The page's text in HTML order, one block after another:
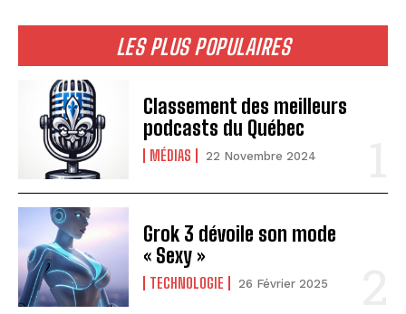
LES PLUS POPULAIRES
Classement des meilleurs
podcasts du Québec
MÉDIAS 22 Novembre 2024
Grok 3 dévoile son mode
« Sexy »
TECHNOLOGIE 26 Février 2025